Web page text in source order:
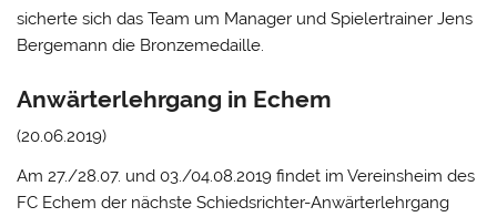
sicherte sich das Team um Manager und Spielertrainer Jens
Bergemann die Bronzemedaille.
Anwärterlehrgang in Echem
(20.06.2019)
Am 27./28.07. und 03./04.08.2019 findet im Vereinsheim des
FC Echem der nächste Schiedsrichter-Anwärterlehrgang